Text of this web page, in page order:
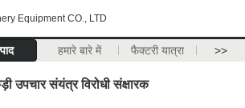
Equipment CO., LTD
हमारे बारे में फैक्टरी यात्रा >>
उपचार संयंत्र विरोधी संक्षारक